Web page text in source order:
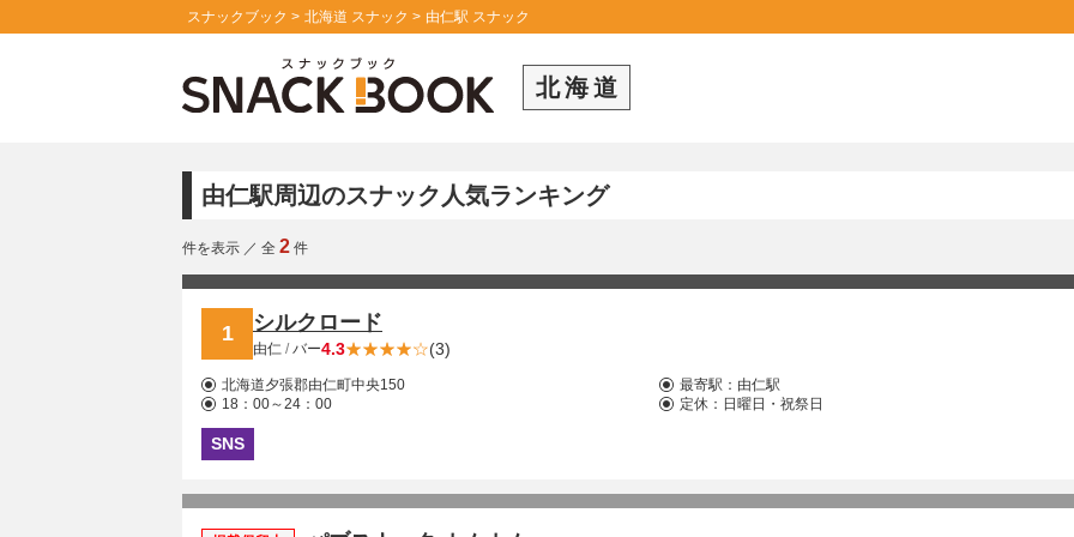
スナックブック 北海道 スナック 由仁駅 スナック
北海道
由仁駅周辺のスナック人気ランキング
件を表示 ／ 全 2 件
1 シルクロード
由仁 /バー4.3 (3)
北海道夕張郡由仁町中央150 最寄駅： 由仁駅
18：00～24：00
定休：日曜日・祝祭日
SNS